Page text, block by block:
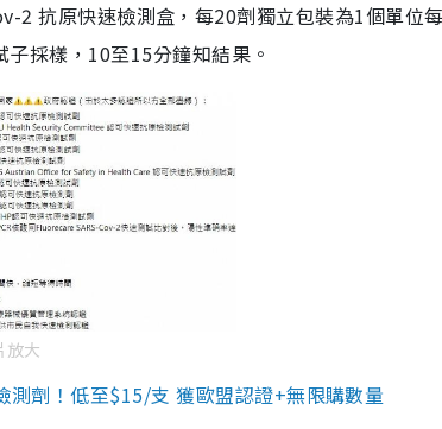
2 抗原快速檢測盒，每20劑獨立包裝為1個單位
採樣，10至15分鐘知結果。
放大
劑！低至$15/支 獲歐盟認證+無限購數量